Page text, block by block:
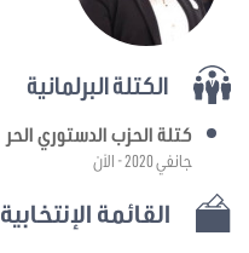
الكتلة البرلمانية
كتلة الحزب الدستوري الحر
جانفي 2020 - الآن
القائمة الإنتخابية